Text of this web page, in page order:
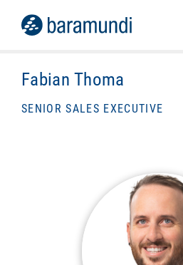
Fabian Thoma
SENIOR SALES EXECUTIVE